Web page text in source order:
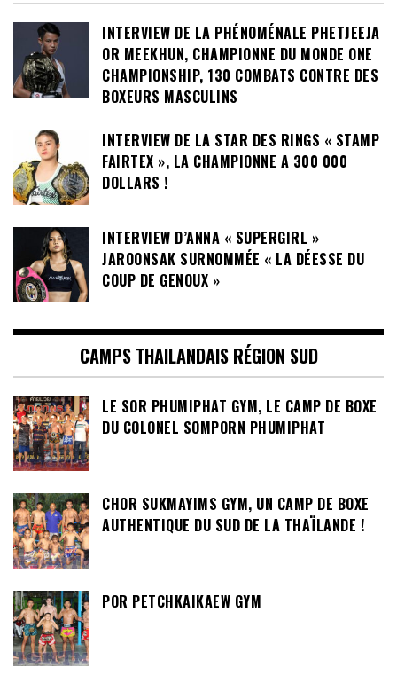
INTERVIEW DE LA PHÉNOMÉNALE PHETJEEJA
OR MEEKHUN, CHAMPIONNE DU MONDE ONE
CHAMPIONSHIP, 130 COMBATS CONTRE DES
BOXEURS MASCULINS
INTERVIEW DE LA STAR DES RINGS « STAMP
FAIRTEX », LA CHAMPIONNE A 300 000
DOLLARS !
INTERVIEW D’ANNA « SUPERGIRL »
JAROONSAK SURNOMMÉE « LA DÉESSE DU
COUP DE GENOUX »
CAMPS THAILANDAIS RÉGION SUD
LE SOR PHUMIPHAT GYM, LE CAMP DE BOXE
DU COLONEL SOMPORN PHUMIPHAT
CHOR SUKMAYIMS GYM, UN CAMP DE BOXE
AUTHENTIQUE DU SUD DE LA THAÏLANDE !
POR PETCHKAIKAEW GYM